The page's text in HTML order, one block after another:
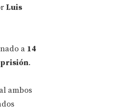
Luis
a 14
prisión.
ambos